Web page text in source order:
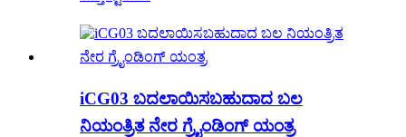
iCG03 ಬದಲಾಯಿಸಬಹುದಾದ ಬಲ
ನಿಯಂತ್ರಿತ ನೇರ ಗ್ರೈಂಡಿಂಗ್ ಯಂತ್ರ